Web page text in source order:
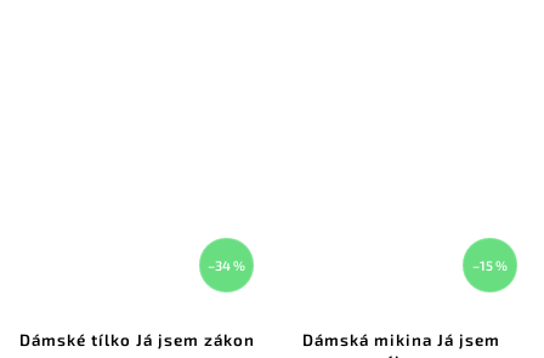
–34 %
Dámské tílko Já jsem zákon
–15 %
Dámská mikina Já jsem